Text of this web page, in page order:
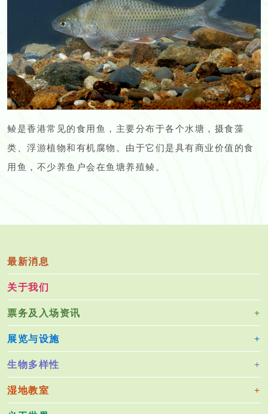
鲮是香港常见的食用鱼，主要分布于各个水塘，摄食藻
类、浮游植物和有机腐物。由于它们是具有商业价值的食
用鱼，不少养鱼户会在鱼塘养殖鲮。
最新消息
关于我们
票务及入场资讯
展览与设施
生物多样性
湿地教室